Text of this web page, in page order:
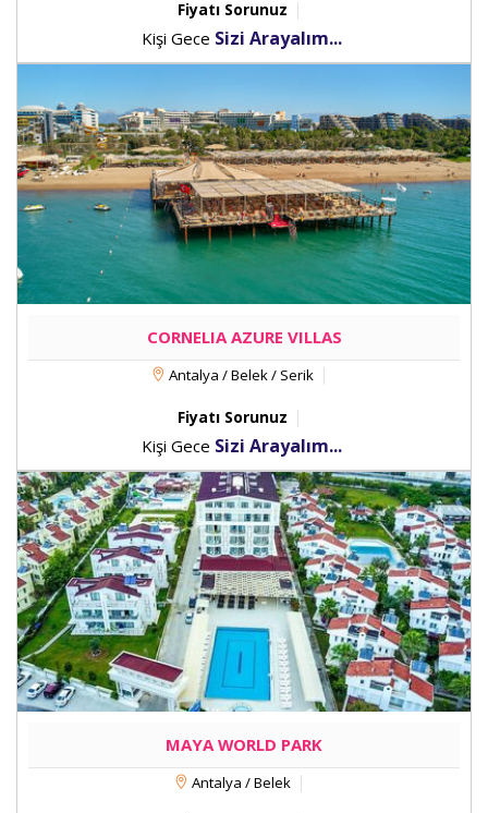
Fiyatı Sorunuz
Kişi Gece Sizi Arayalım...
CORNELIA AZURE VILLAS
Antalya / Belek / Serik
Fiyatı Sorunuz
Kişi Gece Sizi Arayalım...
MAYA WORLD PARK
Antalya / Belek